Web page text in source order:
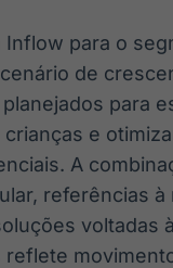
BroadFast
Em breve
Gestão de
Em breve
Inflow para o
de
para
e
A
referências à
voltadas
reflete